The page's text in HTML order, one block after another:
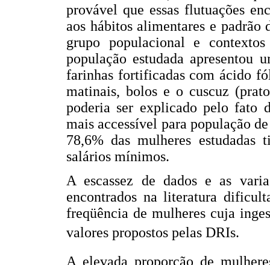
provável que essas flutuações
aos hábitos alimentares e
grupo populacional e
população estudada apresentou
farinhas fortificadas com ácido
matinais, bolos e o cuscuz
poderia ser explicado pelo fato
mais accessível para população
78,6% das mulheres
salários mínimos.
A escassez de dados e as
encontrados na literatura
freqüência de mulheres cuja
valores propostos pelas DRIs.
A elevada proporção de